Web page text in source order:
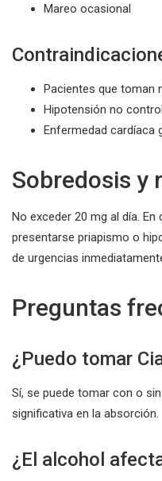
Mareo ocasional
Pacientes que toman
Hipotensión no
Enfermedad cardíaca
Sobredosis y
No exceder 20 mg al día.
presentarse priapismo o
de urgencias
Preguntas
¿Puedo tomar
Sí, se puede tomar con o
significativa en la absorción.
¿El alcohol